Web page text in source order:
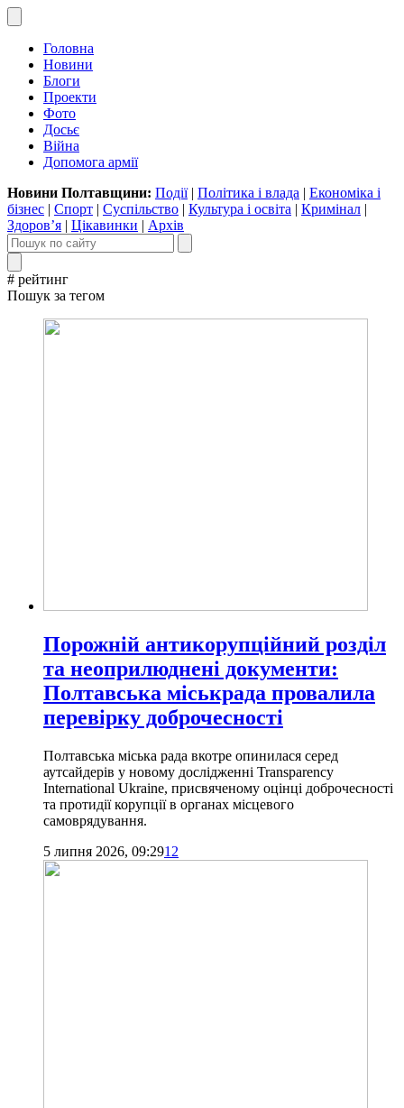
Головна
Новини
Блоги
Проекти
Фото
Досьє
Війна
Допомога армії
Новини Полтавщини: Події| Політика і влада | Економіка і
бізнес | Спорт | Суспільство | Культура і освіта | Кримінал |
Здоров’я | Цікавинки | Архів
# рейтинг
Пошук за тегом
Порожній антикорупційний розділ
та неоприлюднені документи:
Полтавська міськрада провалила
перевірку доброчесності
Полтавська міська рада вкотре опинилася серед
аутсайдерів у новому дослідженні Transparency
International Ukraine, присвяченому оцінці доброчесності
та протидії корупції в органах місцевого
самоврядування.
5 липня 2026, 09:2912